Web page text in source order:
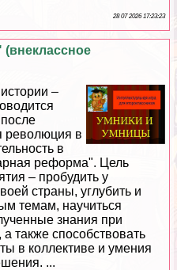
28 07 2026 17:23:23
–
революция в
в
реформа". Цель
– пробудить у
страны, углубить и
темам, научиться
знания при
также способствовать
в коллективе и умения
...